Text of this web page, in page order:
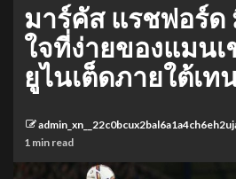
มาร์คัส แรชฟอร์
ใจที่ง่ายของแมนเ
ยูไนเต็ดภายใต้เท
1 min read